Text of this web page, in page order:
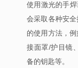
使用激光的手
会采取各种安
的使用方法，
接面罩/护目镜
备的钥匙等。